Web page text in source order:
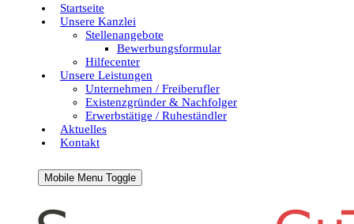
Startseite
Unsere Kanzlei
Stellenangebote
Bewerbungsformular
Hilfecenter
Unsere Leistungen
Unternehmen / Freiberufler
Existenzgründer & Nachfolger
Erwerbstätige / Ruheständler
Aktuelles
Kontakt
Mobile Menu Toggle